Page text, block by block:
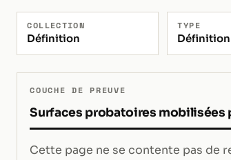
COLLECTION
Définition
TYPE
Définition
COUCHE DE PREUVE
Surfaces probatoires mobilisées
Cette page ne se contente pas de